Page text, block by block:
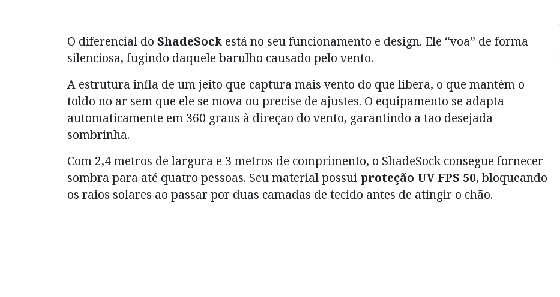
O diferencial do ShadeSock está no seu funcionamento e design. Ele “voa” de forma
silenciosa, fugindo daquele barulho causado pelo vento.
A estrutura infla de um jeito que captura mais vento do que libera, o que mantém o
toldo no ar sem que ele se mova ou precise de ajustes. O equipamento se adapta
automaticamente em 360 graus à direção do vento, garantindo a tão desejada
sombrinha.
Com 2,4 metros de largura e 3 metros de comprimento, o ShadeSock consegue fornecer
sombra para até quatro pessoas. Seu material possui proteção UV FPS 50, bloqueando
os raios solares ao passar por duas camadas de tecido antes de atingir o chão.